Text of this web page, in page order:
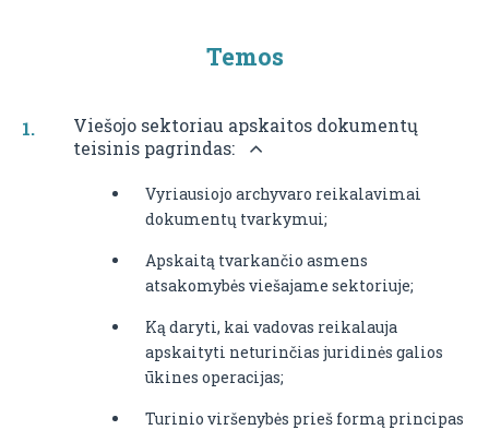
Temos
Viešojo sektoriau apskaitos dokumentų
teisinis pagrindas:
Vyriausiojo archyvaro reikalavimai
dokumentų tvarkymui;
Apskaitą tvarkančio asmens
atsakomybės viešajame sektoriuje;
Ką daryti, kai vadovas reikalauja
apskaityti neturinčias juridinės galios
ūkines operacijas;
Turinio viršenybės prieš formą principas